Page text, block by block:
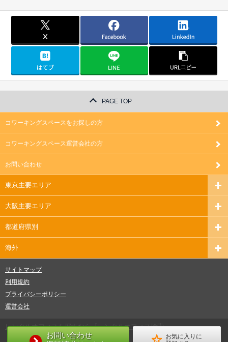
お問い合わせ
お気に入りに
PAGE TOP
コワーキングスペースをお探しの方
コワーキングスペース運営会社の方
お問い合わせ
東京主要エリア
大阪主要エリア
都道府県別
海外
サイトマップ
利用規約
プライバシーポリシー
運営会社
レンタルオフィスを探すなら『レンタルオフィス検索』